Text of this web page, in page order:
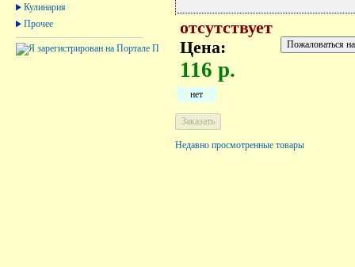
Кулинария
Прочее
отсутствует
Цена:
116 р.
нет
Недавно просмотренные товары